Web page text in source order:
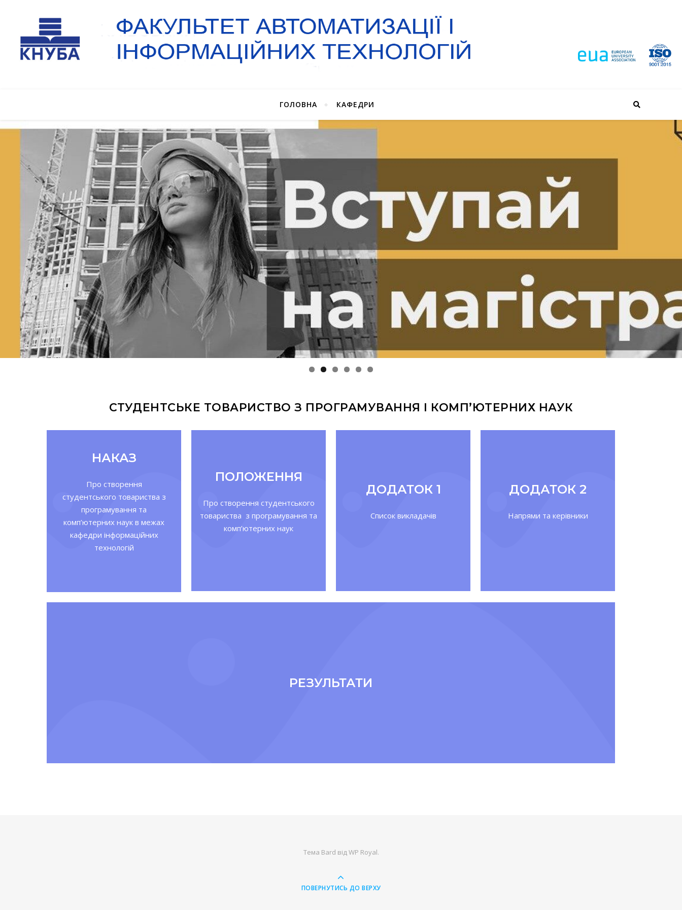
ГОЛОВНА КАФЕДРИ
СТУДЕНТСЬКЕ ТОВАРИСТВО З ПРОГРАМУВАННЯ І КОМП’ЮТЕРНИХ НАУК
НАКАЗ
Про створення
студентського товариства з
програмування та
комп’ютерних наук в межах
кафедри інформаційних
технологій
ПОЛОЖЕННЯ
Про створення студентського
товариства з програмування та
комп’ютерних наук
ДОДАТОК 1
Список викладачів
ДОДАТОК 2
Напрями та керівники
РЕЗУЛЬТАТИ
Тема Bard відWP Royal.
ПОВЕРНУТИСЬ ДО ВЕРХУ